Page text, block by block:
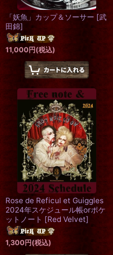
「妖魚」カップ＆ソーサー [武
田錦]
11,000円(税込)
Rose de Reficul et Guiggles
2024年スケジュール帳orポケ
ットノート [Red Velvet]
1,300円(税込)